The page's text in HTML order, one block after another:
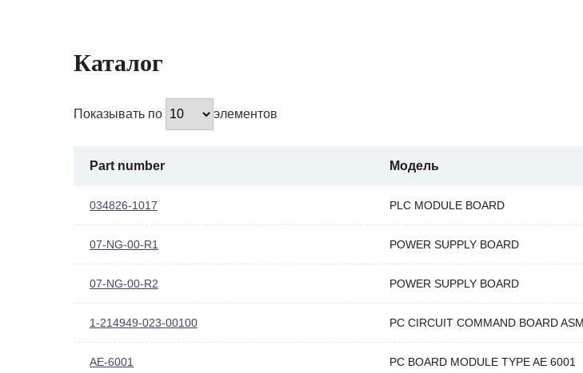
Каталог
Показывать по элементов
Part number Модель
034826-1017 PLC MODULE BOARD
07-NG-00-R1 POWER SUPPLY BOARD
07-NG-00-R2 POWER SUPPLY BOARD
1-214949-023-00100 PC CIRCUIT COMMAND BOARD ASM
AE-6001 PC BOARD MODULE TYPE AE 6001